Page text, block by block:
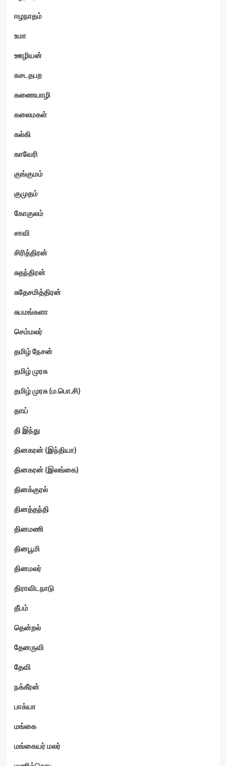
ஈழநாதம்
உமா
ஊழியன்
கசடதபற
கணையாழி
கலைமகள்
கல்கி
காவேரி
குங்குமம்
குமுதம்
கோகுலம்
சாவி
சிரித்திரன்
சுதந்திரன்
சுதேசமித்திரன்
சுபமங்களா
செம்மலர்
தமிழ் நேசன்
தமிழ் முரசு
தமிழ் முரசு (ம.பொ.சி)
தாய்
தி இந்து
தினகரன் (இந்தியா)
தினகரன் (இலங்கை)
தினக்குரல்
தினத்தந்தி
தினமணி
தினபூமி
தினமலர்
திராவிடநாடு
தீபம்
தென்றல்
தேனருவி
தேவி
நக்கீரன்
பாக்யா
மங்கை
மங்கையர் மலர்